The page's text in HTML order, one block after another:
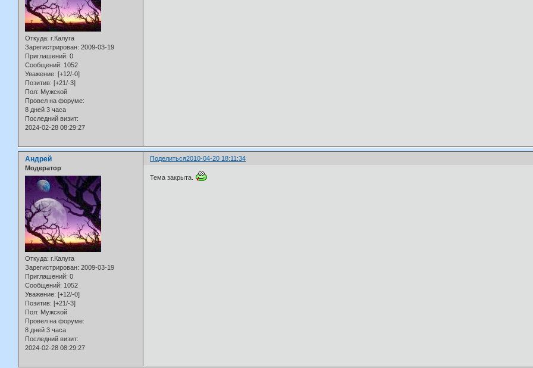
Откуда: г.Калуга
Зарегистрирован: 2009-03-19
Приглашений: 0
Сообщений: 1052
Уважение: [+12/-0]
Позитив: [+21/-3]
Пол: Мужской
Провел на форуме:
8 дней 3 часа
Последний визит:
2024-02-28 08:29:27
Поделиться2010-04-20 18:11:34
Андрей
Модератор
Откуда: г.Калуга
Зарегистрирован: 2009-03-19
Приглашений: 0
Сообщений: 1052
Уважение: [+12/-0]
Позитив: [+21/-3]
Пол: Мужской
Провел на форуме:
8 дней 3 часа
Последний визит:
2024-02-28 08:29:27
Тема закрыта.